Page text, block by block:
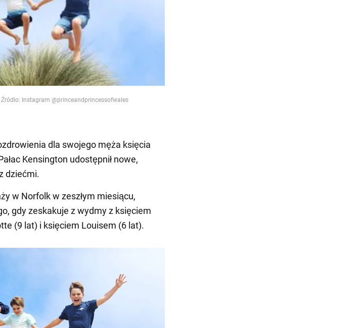
Instagram @princeandprincessofwales
dla swojego męża księcia
Kensington udostępnił nowe,
dziećmi.
w Norfolk w zeszłym miesiącu,
gdy zeskakuje z wydmy z księciem
(9 lat) i księciem Louisem (6 lat).